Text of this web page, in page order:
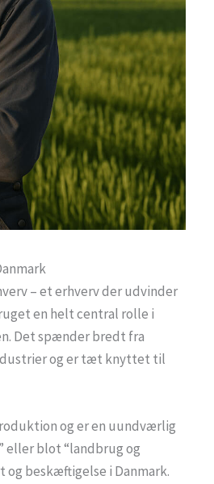
– et erhverv der udvinder
en helt central rolle i
Det spænder bredt fra
og er tæt knyttet til
og er en uundværlig
eller blot “landbrug og
og beskæftigelse i Danmark.